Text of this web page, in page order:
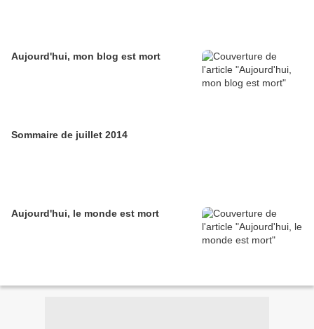
Aujourd'hui, mon blog est mort
Sommaire de juillet 2014
Aujourd'hui, le monde est mort